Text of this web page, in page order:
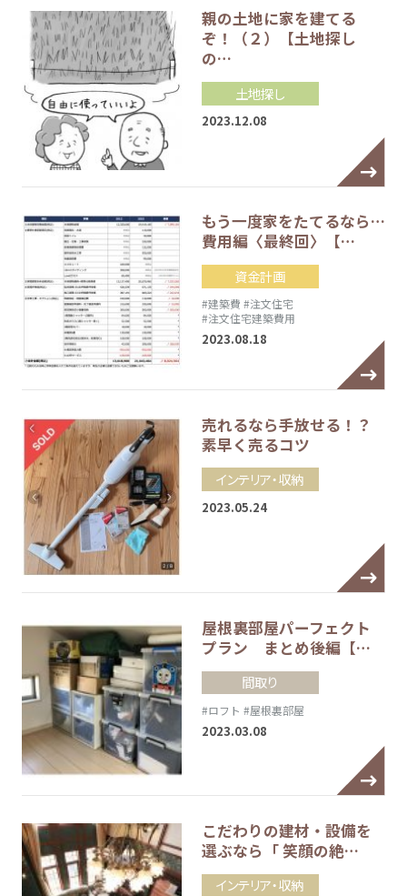
親の土地に家を建てる
ぞ！（２）【土地探し
の…
土地探し
2023.12.08
もう一度家をたてるなら…
費用編〈最終回〉【…
資金計画
#建築費 #注文住宅
#注文住宅建築費用
2023.08.18
売れるなら手放せる！？
素早く売るコツ
インテリア・収納
2023.05.24
屋根裏部屋パーフェクト
プラン まとめ後編【…
間取り
#ロフト #屋根裏部屋
2023.03.08
こだわりの建材・設備を
選ぶなら「 笑顔の絶…
インテリア・収納